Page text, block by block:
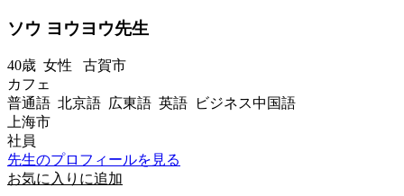
ソウ ヨウヨウ先生
40歳 女性 古賀市
カフェ
普通語 北京語 広東語 英語 ビジネス中国語
上海市
社員
先生のプロフィールを見る
お気に入りに追加